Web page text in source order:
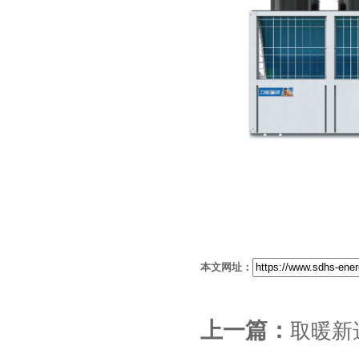
本文网址：
上一篇： 取暖新